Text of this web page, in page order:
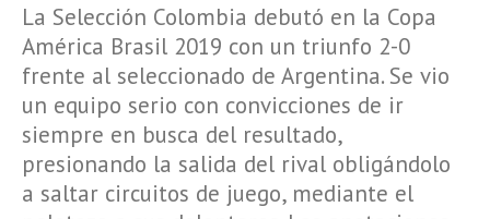
La Selección Colombia debutó en la Copa
América Brasil 2019 con un triunfo 2-0
frente al seleccionado de Argentina. Se vio
un equipo serio con convicciones de ir
siempre en busca del resultado,
presionando la salida del rival obligándolo
a saltar circuitos de juego, mediante el